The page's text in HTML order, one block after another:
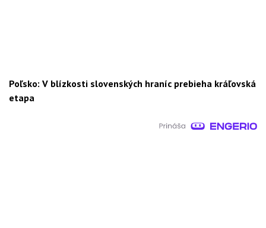
Poľsko: V blízkosti slovenských hraníc prebieha kráľovská
etapa